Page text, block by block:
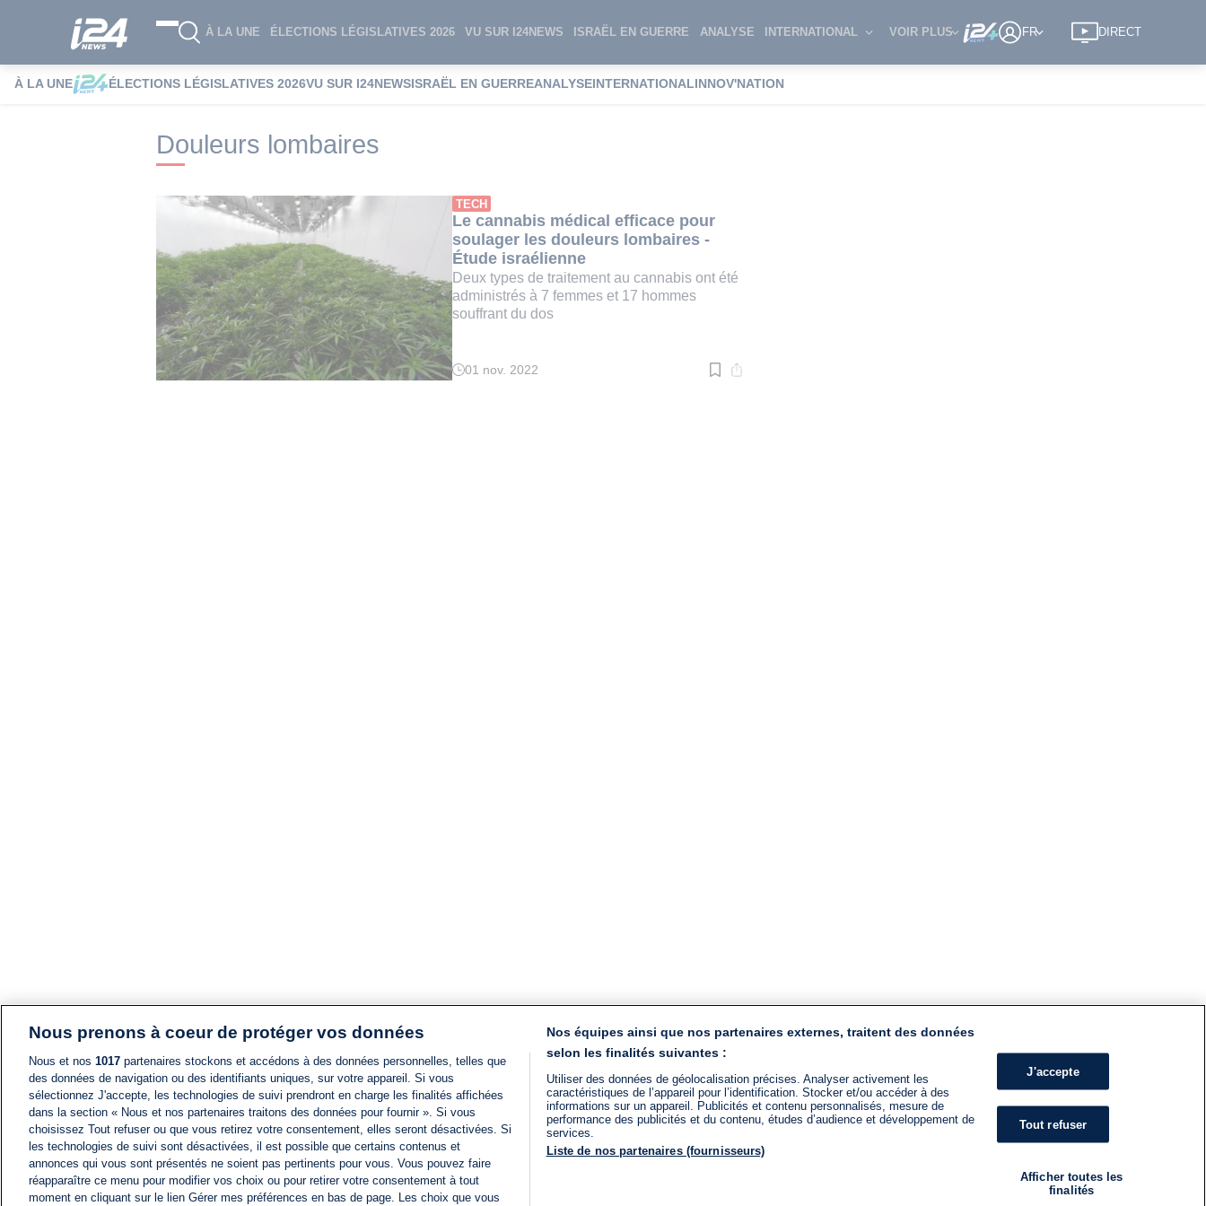
À LA UNE ÉLECTIONS LÉGISLATIVES 2026 VU SUR I24NEWS ISRAËL EN GUERRE ANALYSE INTERNATIONAL VOIR PLUS FR DIRECT
À LA UNE ÉLECTIONS LÉGISLATIVES 2026VU SUR I24NEWSISRAËL EN GUERREANALYSEINTERNATIONALINNOV'NATION
i24NEWS i24NEWS Tags index Douleurs lombaires
Douleurs lombaires
TECH
Le cannabis médical efficace pour
soulager les douleurs lombaires -
Étude israélienne
Deux types de traitement au cannabis ont été
administrés à 7 femmes et 17 hommes
souffrant du dos
Temps
01 nov. 2022
Nous prenons à coeur de protéger vos données
Nous et nos 1017 partenaires stockons et accédons à des données personnelles, telles que
des données de navigation ou des identifiants uniques, sur votre appareil. Si vous
sélectionnez J'accepte, les technologies de suivi prendront en charge les finalités affichées
dans la section « Nous et nos partenaires traitons des données pour fournir ». Si vous
choisissez Tout refuser ou que vous retirez votre consentement, elles seront désactivées. Si
les technologies de suivi sont désactivées, il est possible que certains contenus et
annonces qui vous sont présentés ne soient pas pertinents pour vous. Vous pouvez faire
réapparaître ce menu pour modifier vos choix ou pour retirer votre consentement à tout
moment en cliquant sur le lien Gérer mes préférences en bas de page. Les choix que vous
Nos équipes ainsi que nos partenaires externes, traitent des données
selon les finalités suivantes :
Utiliser des données de géolocalisation précises. Analyser activement les
caractéristiques de l’appareil pour l’identification. Stocker et/ou accéder à des
informations sur un appareil. Publicités et contenu personnalisés, mesure de
performance des publicités et du contenu, études d’audience et développement de
services.
Liste de nos partenaires (fournisseurs)
J'accepte
Tout refuser
Afficher toutes les
finalités